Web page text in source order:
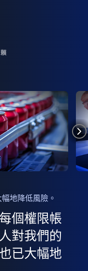
地降低風險。
個權限帳
對我們的
已大幅地